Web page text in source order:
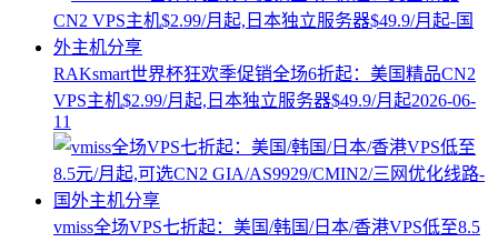
RAKsmart世界杯狂欢季促销全场6折起：美国精品CN2
VPS主机$2.99/月起,日本独立服务器$49.9/月起2026-06-
11
vmiss全场VPS七折起：美国/韩国/日本/香港VPS低至8.5